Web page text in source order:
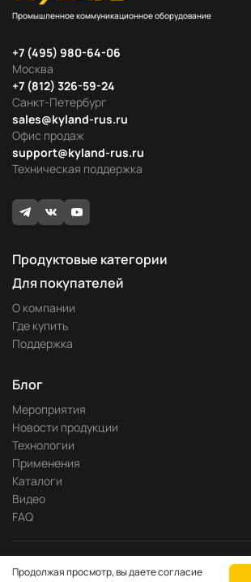
Промышленное коммуникационное оборудование
Москва
+7 (495) 980-64-06
Офис продаж
sales@kyland-rus.ru
Санкт-Петербург
+7 (812) 326-59-24
Техническая поддержка
support@kyland-rus.ru
Продуктовые категории
Для покупателей
О компании
Где купить
Поддержка
Блог
Мероприятия
Новости продукции
Технологии
Применения
Каталоги
Видео
FAQ
Политика конфиденциальности
Pitch
Продолжая просмотр, вы даете согласие